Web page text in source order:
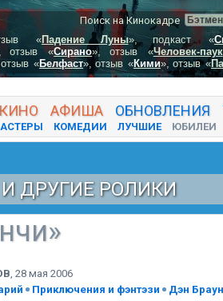
Поиск на Кинокадре
«Падение Луны», подкаст «
отзыв «Сирано», отзыв «Человек-паук
«Белфаст», отзыв «Кими», отзыв «
КИНО АФИША ОБНОВЛЕНИЯ
КОМЕДИИ ЛУЧШИЕ ЮБИЛЕИ
И ДРУГИЕ РОЛИКИ
, 28 мая 2006
Приключения и фэнтэзи Дэн